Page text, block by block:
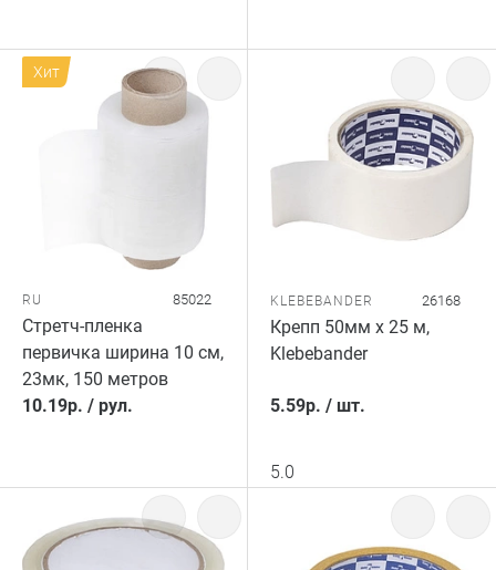
Хит
RU 85022
Стретч-пленка
первичка ширина 10 см,
23мк, 150 метров
10.19р. / рул.
KLEBEBANDER 26168
Крепп 50мм х 25 м,
Klebebander
5.59р. / шт.
5.0